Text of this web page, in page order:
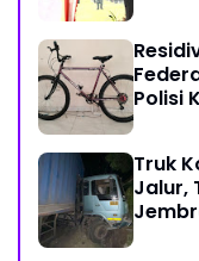
Polisi
Truk
Jalur,